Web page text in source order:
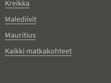
Kreikka
Malediivit
Mauritius
Kaikki matkakohteet